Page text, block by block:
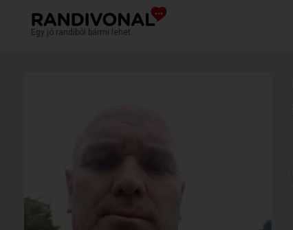
Egy jó randiból bármi lehet.